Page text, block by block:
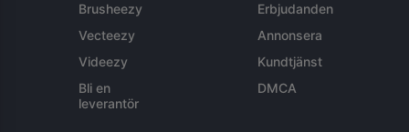
Brusheezy
Vecteezy
Videezy
Bli en
leverantör
Erbjudanden
Annonsera
Kundtjänst
DMCA